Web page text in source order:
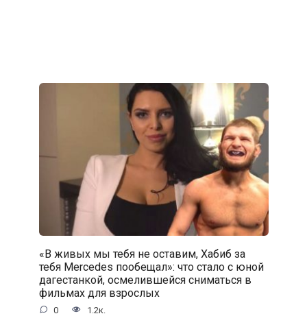
«В живых мы тебя не оставим, Хабиб за
тебя Mercedes пообещал»: что стало с юной
дагестанкой, осмелившейся сниматься в
фильмах для взрослых
0 1.2к.